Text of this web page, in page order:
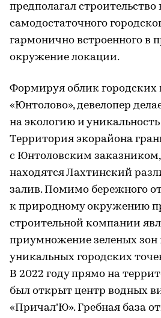
предполагал строительство
самодостаточного
гармонично встроенного в
окружение локации.
Формируя облик городских
«Юнтолово», девелопер
на экологию и
Территория экорайона
с Юнтоловским заказником,
находятся Лахтинский
залив. Помимо бережного
к природному окружению
строительной компании
приумножение зеленых зон
уникальных городских
В 2022 году прямо на
был открыт центр водных
«Причал’Ю». Гребная база